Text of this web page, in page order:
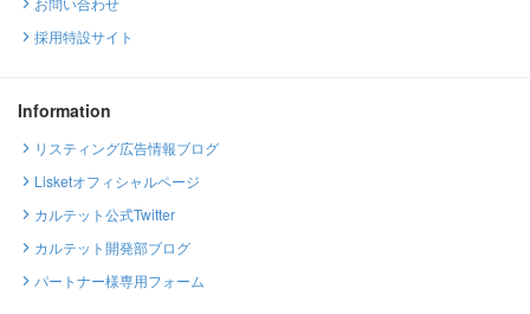
採用特設サイト
Information
リスティング広告情報ブログ
Lisketオフィシャルページ
カルテット公式Twitter
カルテット開発部ブログ
パートナー様専用フォーム